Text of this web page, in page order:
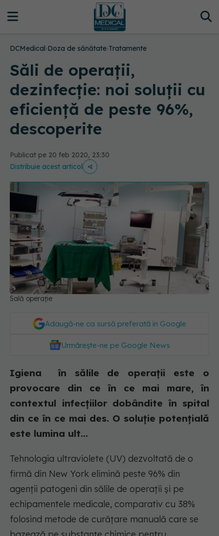
DCMedical›Doza de sănătate›Tratamente
Săli de operații,
dezinfecție: noi soluții cu
eficiență de peste 96%,
descoperite
Publicat pe 20 feb 2020, 23:30
Distribuie acest articol
Sală operație
Adaugă-ne ca sursă preferată în Google
Urmărește-ne pe Google News
Igiena în sălile de operații este o
provocare din ce în ce mai mare, în
contextul infecțiilor dobândite în spital
din ce în ce mai des. O soluție potențială
este lumina ult...
Tehnologia ultraviolete (UV) dezvoltată de o
firmă din New York elimină peste 96% din
agenții patogeni din sălile de operații și pe
echipamentele medicale, comparativ cu 38%
folosind metode de curățare manuală care se